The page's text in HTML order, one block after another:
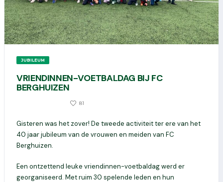
JUBILEUM
VRIENDINNEN-VOETBALDAG BIJ FC
BERGHUIZEN
81
Gisteren was het zover! De tweede activiteit ter ere van het
40 jaar jubileum van de vrouwen en meiden van FC
Berghuizen.
Een ontzettend leuke vriendinnen-voetbaldag werd er
georganiseerd. Met ruim 30 spelende leden en hun